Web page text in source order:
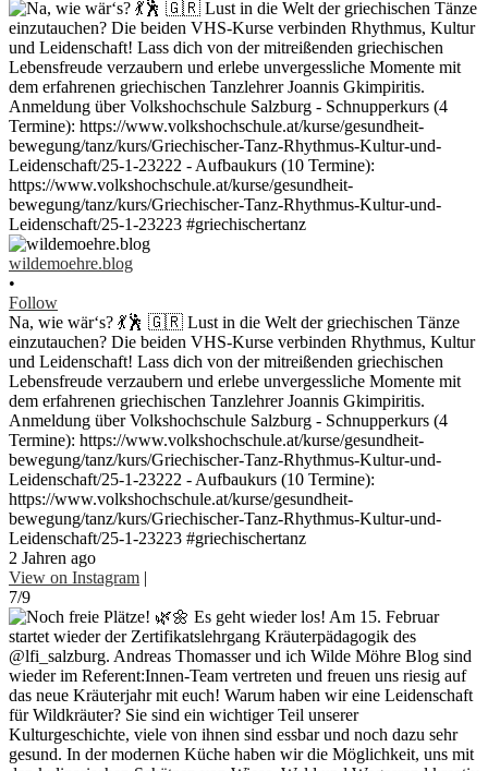
wildemoehre.blog
•
Follow
Na, wie wär‘s? 💃🕺 🇬🇷 Lust in die Welt der griechischen Tänze
einzutauchen? Die beiden VHS-Kurse verbinden Rhythmus, Kultur
und Leidenschaft! Lass dich von der mitreißenden griechischen
Lebensfreude verzaubern und erlebe unvergessliche Momente mit
dem erfahrenen griechischen Tanzlehrer Joannis Gkimpiritis.
Anmeldung über Volkshochschule Salzburg - Schnupperkurs (4
Termine): https://www.volkshochschule.at/kurse/gesundheit-
bewegung/tanz/kurs/Griechischer-Tanz-Rhythmus-Kultur-und-
Leidenschaft/25-1-23222 - Aufbaukurs (10 Termine):
https://www.volkshochschule.at/kurse/gesundheit-
bewegung/tanz/kurs/Griechischer-Tanz-Rhythmus-Kultur-und-
Leidenschaft/25-1-23223 #griechischertanz
2 Jahren ago
View on Instagram |
7/9